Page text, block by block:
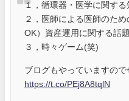
１，循環器・医学に関する
２，医師による医師のた
OK）資産運用に関する話
３，時々ゲーム(笑)
ブログもやっていますので
https://t.co/PEj8A8tqlN